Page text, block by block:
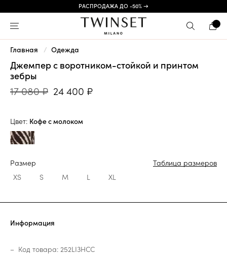
РАСПРОДАЖА ДО -50% →
Главная Одежда
Джемпер с воротником-стойкой и принтом
зебры
17 080 ₽ 24 400 ₽
Цвет: Кофе с молоком
Размер
Таблица размеров
XS
S M L XL
Информация
Код товара: 252LI3HCC